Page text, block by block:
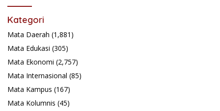
Kategori
Mata Daerah (1,881)
Mata Edukasi (305)
Mata Ekonomi (2,757)
Mata Internasional (85)
Mata Kampus (167)
Mata Kolumnis (45)